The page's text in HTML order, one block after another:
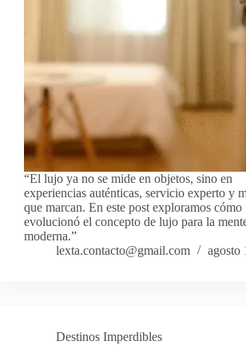
“El lujo ya no se mide en objetos, sino en
experiencias auténticas, servicio experto y
que marcan. En este post exploramos cómo
evolucionó el concepto de lujo para la
moderna.”
lexta.contacto@gmail.com
agosto
Destinos Imperdibles